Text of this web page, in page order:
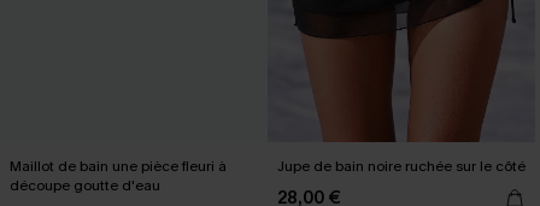
Maillot de bain une pièce fleuri à
découpe goutte d'eau
Jupe de bain noire ruchée sur le côté
28,00 €